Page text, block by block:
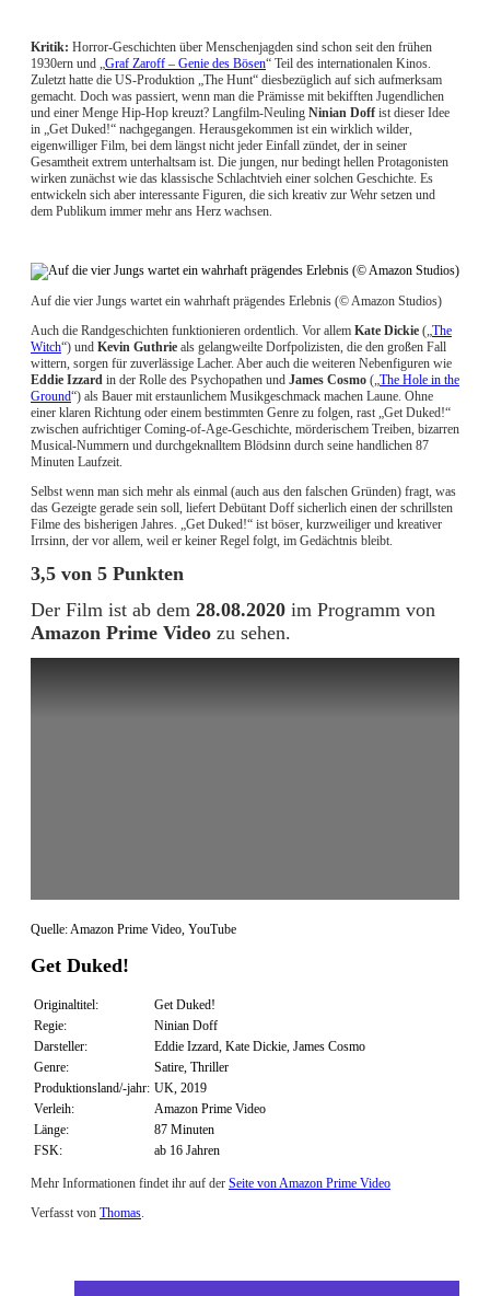
Kritik: Horror-Geschichten über Menschenjagden sind schon seit den frühen
1930ern und „Graf Zaroff – Genie des Bösen“ Teil des internationalen Kinos.
Zuletzt hatte die US-Produktion „The Hunt“ diesbezüglich auf sich aufmerksam
gemacht. Doch was passiert, wenn man die Prämisse mit bekifften Jugendlichen
und einer Menge Hip-Hop kreuzt? Langfilm-Neuling Ninian Doff ist dieser Idee
in „Get Duked!“ nachgegangen. Herausgekommen ist ein wirklich wilder,
eigenwilliger Film, bei dem längst nicht jeder Einfall zündet, der in seiner
Gesamtheit extrem unterhaltsam ist. Die jungen, nur bedingt hellen Protagonisten
wirken zunächst wie das klassische Schlachtvieh einer solchen Geschichte. Es
entwickeln sich aber interessante Figuren, die sich kreativ zur Wehr setzen und
dem Publikum immer mehr ans Herz wachsen.
Auf die vier Jungs wartet ein wahrhaft prägendes Erlebnis (© Amazon Studios)
Auch die Randgeschichten funktionieren ordentlich. Vor allem Kate Dickie („The
Witch“) und Kevin Guthrie als gelangweilte Dorfpolizisten, die den großen Fall
wittern, sorgen für zuverlässige Lacher. Aber auch die weiteren Nebenfiguren wie
Eddie Izzard in der Rolle des Psychopathen und James Cosmo („The Hole in the
Ground“) als Bauer mit erstaunlichem Musikgeschmack machen Laune. Ohne
einer klaren Richtung oder einem bestimmten Genre zu folgen, rast „Get Duked!“
zwischen aufrichtiger Coming-of-Age-Geschichte, mörderischem Treiben, bizarren
Musical-Nummern und durchgeknalltem Blödsinn durch seine handlichen 87
Minuten Laufzeit.
Selbst wenn man sich mehr als einmal (auch aus den falschen Gründen) fragt, was
das Gezeigte gerade sein soll, liefert Debütant Doff sicherlich einen der schrillsten
Filme des bisherigen Jahres. „Get Duked!“ ist böser, kurzweiliger und kreativer
Irrsinn, der vor allem, weil er keiner Regel folgt, im Gedächtnis bleibt.
3,5 von 5 Punkten
Der Film ist ab dem 28.08.2020 im Programm von
Amazon Prime Video zu sehen.
Quelle: Amazon Prime Video, YouTube
Get Duked!
Originaltitel:
Get Duked!
Regie:
Ninian Doff
Darsteller:
Eddie Izzard, Kate Dickie, James Cosmo
Genre:
Satire, Thriller
Produktionsland/-jahr: UK, 2019
Verleih:
Amazon Prime Video
Länge:
87 Minuten
FSK:
ab 16 Jahren
Mehr Informationen findet ihr auf der Seite von Amazon Prime Video
Verfasst von Thomas